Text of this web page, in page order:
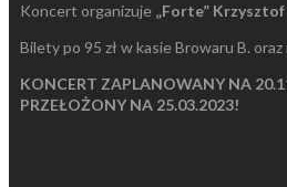
Koncert organizuje „Forte” Krzysztof
Bilety po 95 zł w kasie Browaru B.
KONCERT ZAPLANOWANY NA
PRZEŁOŻONY NA 25.03.2023!